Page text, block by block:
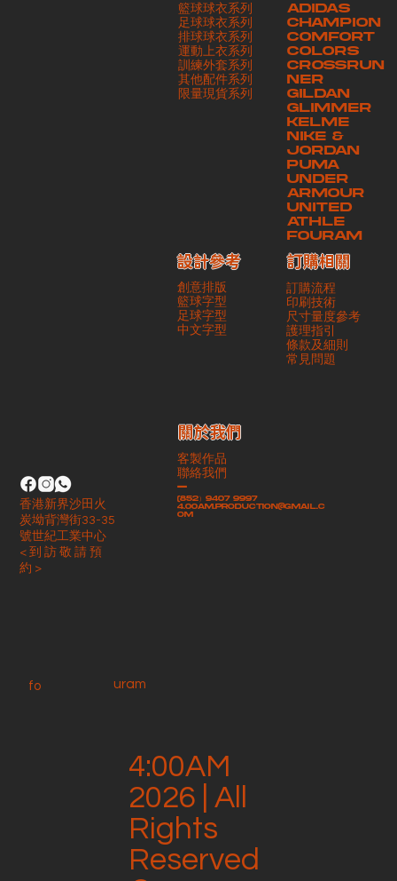
/ 貨品提取 商品製作完成後，4AM 團隊將聯絡貴客安排貨款餘額及提取
貨品。貴客可選擇最適合的付款方式以及取貨安排
隊核實有關款項 - 任何轉帳或換匯交易手續費等額外費用，一概不歸屬
本公司之責任 - 貴客請於收獲本公司正式訂購單據後 3 個工作天內安排
付款。如未能按期繳付所需款項，貴客須緻交因逾期所衍生之額外行政費
3個工作天｜到付｜​ - 貴客請於貨品可取日起之 10 個工作天內安排提取
貨品，如逾期未取，本公司將不予保存相關貨品。有關貨款訂金將不予歸
還，貴客仍須負責貨款餘額 - 貴客請於收貨時小心核對貨品數量及檢查
貨品品質 - 基於 S.F. Express / GoGoVan 等託運商為第三方服務，
本公司將保證貨品安全到達第三方手中。如第三方在運送過程中引致任何
有關貨品之遺失、損毀、誤投或運送延誤，本公司一律不負責
4:00AM
2026 | All
Rights
Reserved
籃球球衣系列
足球球衣系列
排球球衣系列
運動上衣系列
訓練外套系列
其他配件系列
​限量現貨系列
ADIDAS
CHAMPION
COMFORT
COLORS
CROSSRUN
NER
GILDAN
GLIMMER
KELME
NIKE &
JORDAN
PUMA
UNDER
ARMOUR
UNITED
ATHLE
FOURAM
創意排版
籃球字型
足球字型
​中文字型
設計參考
訂購流程
印刷技術
尺寸量度參考
護理指引
條款及細則
​常見問題
訂購相關
客製作品
聯絡我們
-
(852）9407 9997
4.00am.production@gmail.c
om
​關於我們
香港新界沙田火
炭坳背灣街33-35
號世紀工業中心
< 到 訪 敬 請 預
約 >
fo uram